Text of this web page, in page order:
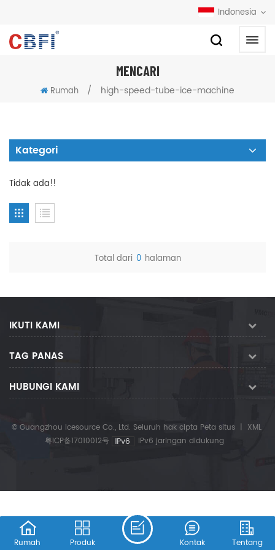
Indonesia
MENCARI
Rumah / high-speed-tube-ice-machine
Kategori
Tidak ada!!
Total dari 0 halaman
IKUTI KAMI
TAG PANAS
HUBUNGI KAMI
© Guangzhou Icesource Co., Ltd. Seluruh hak cipta Peta situs | XML
粤ICP备17010012号
IPv6 jaringan didukung
Rumah Produk Tentang
Kontak